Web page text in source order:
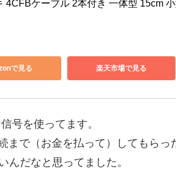
4CFBケーブル 2本付き 一体型 15cm
で見る 楽天市場で見る
号を使ってます。
まで（お金を払って）してもらっ
んだなと思ってました。